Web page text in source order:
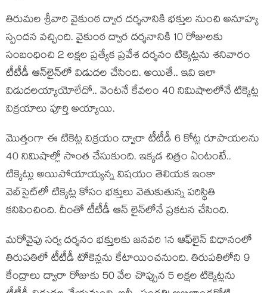
తిరుమల శ్రీవారి వైకుంఠ ద్వార దర్శనానికి భక్తుల నుంచి అనూహ్య
స్పందన వచ్చింది. వైకుంఠ ద్వార దర్శనానికి 10 రోజులకు
సంబంధించి 2 లక్షల ప్రత్యేక ప్రవేశ దర్శనం టిక్కెట్లను శనివారం
టీటీడీ ఆన్‌లైన్‌లో విడుదల చేసింది. అయితే.. ఇవి ఇలా
విడుద‌ల‌య్యాయోలేదో.. వెంట‌నే కేవ‌లం 40 నిమిషాలలోనే టిక్కెట్ల
విక్రయాలు పూర్తి అయ్యాయి.
మొత్తంగా ఈ టికెట్ల విక్ర‌యం ద్వారా టీటీడీ 6 కోట్ల రూపాయ‌ల‌ను
40 నిమిషాల్లో సొంత చేసుకుంది. ఇక్క‌డ చిత్రం ఏంటంటే..
టిక్కెట్లు అయిపోయాయ్యన్న విషయం తెలియక ఇంకా
వెబ్‌సైట్‌లో టిక్కెట్ల కోసం భక్తులు వెతుకుతున్న పరిస్థితి
క‌నిపించింది. దీంతో టీటీడీ ఆన్ లైన్‌లోనే ప్ర‌క‌ట‌న చేసింది.
మరోవైపు సర్వ దర్శనం భక్తులకు జనవరి 1న ఆఫ్‌లైన్ విధానంలో
తిరుపతిలో టీటీడీ టోకెన్లను కేటాయించనుంది. తిరుపతిలోని 9
కేంద్రాలు ద్వారా రోజుకు 50 వేల చొప్పున 5 లక్షల టిక్కెట్లను